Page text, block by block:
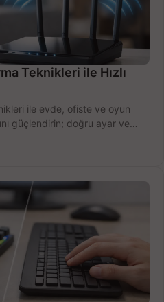
Teknikleri ile Hızlı
ile evde, ofiste ve oyun
güçlendirin; doğru ayar ve